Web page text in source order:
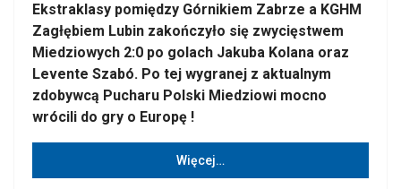
Ekstraklasy pomiędzy Górnikiem Zabrze a KGHM
Zagłębiem Lubin zakończyło się zwycięstwem
Miedziowych 2:0 po golach Jakuba Kolana oraz
Levente Szabó. Po tej wygranej z aktualnym
zdobywcą Pucharu Polski Miedziowi mocno
wrócili do gry o Europę !
Więcej…